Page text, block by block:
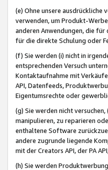
(e) Ohne unsere ausdrückliche
verwenden, um Produkt-
anderen Anwendungen, die
für die direkte Schulung oder
(f) Sie werden (i) nicht in
entsprechenden Versuch
Kontaktaufnahme mit
API, Datenfeeds,
Eigentumsrechte oder
(g) Sie werden nicht
manipulieren, zu reparieren
enthaltene Software
andere zugrunde liegende
mit der Creators API, der PA
(h) Sie werden